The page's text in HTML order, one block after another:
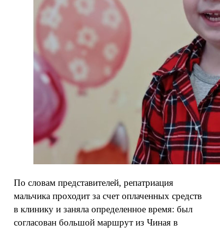
По словам представителей, репатриация
мальчика проходит за счет оплаченных средств
в клинику и заняла определенное время: был
согласован большой маршрут из Чиная в